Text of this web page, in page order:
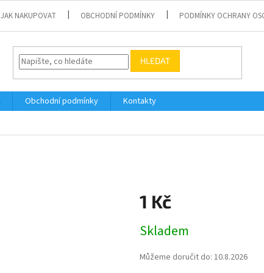
JAK NAKUPOVAT OBCHODNÍ PODMÍNKY PODMÍNKY OCHRANY
HLEDAT
Obchodní podmínky
Kontakty
1 Kč
cena:
Skladem
Můžeme doručit do: 10.8.2026